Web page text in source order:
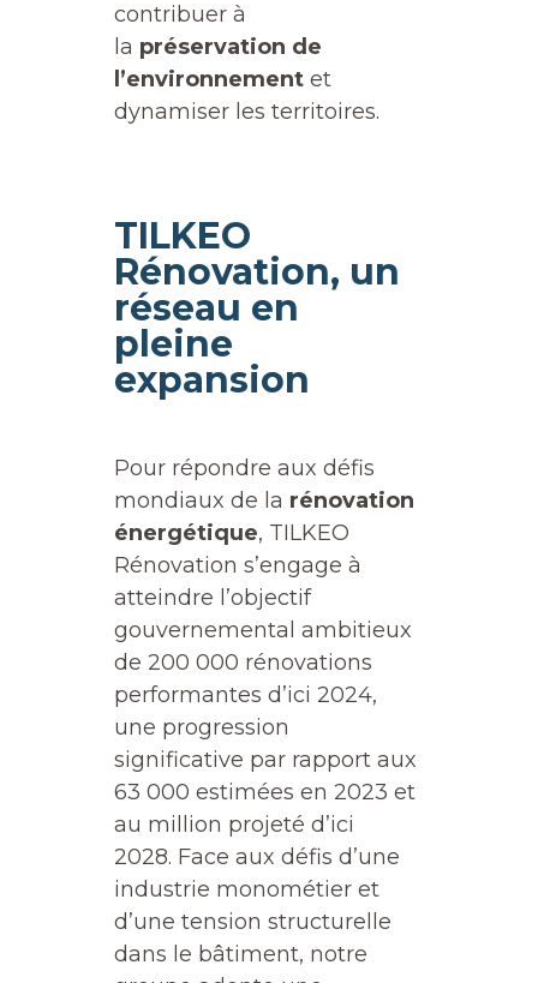
contribuer à
la préservation de
l’environnement et
dynamiser les territoires.
TILKEO
Rénovation, un
réseau en
pleine
expansion
Pour répondre aux défis
mondiaux de la rénovation
énergétique, TILKEO
Rénovation s’engage à
atteindre l’objectif
gouvernemental ambitieux
de 200 000 rénovations
performantes d’ici 2024,
une progression
significative par rapport aux
63 000 estimées en 2023 et
au million projeté d’ici
2028. Face aux défis d’une
industrie monométier et
d’une tension structurelle
dans le bâtiment, notre